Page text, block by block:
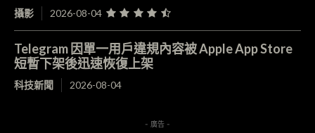
攝影 2026-08-04
Telegram 因單一用戶違規內容被 Apple App Store
短暫下架後迅速恢復上架
科技新聞 2026-08-04
- 廣告 -